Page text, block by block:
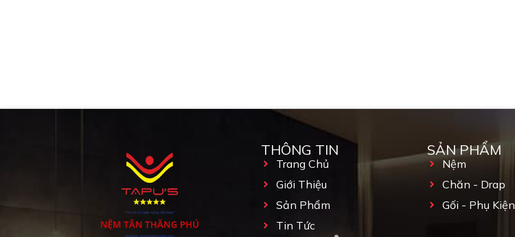
THÔNG TIN
Trang Chủ
Giới Thiệu
Sản Phẩm
Tin Tức
SẢN PHẨM
Nệm
Chăn - Drap
Gối - Phụ Kiện